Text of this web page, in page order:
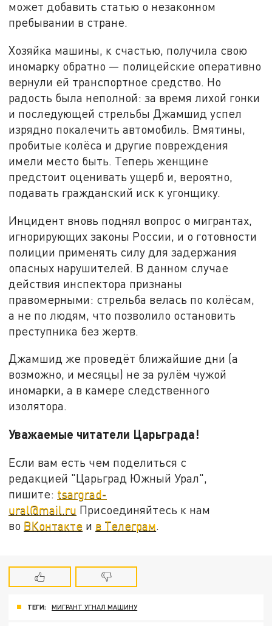
может добавить статью о незаконном
пребывании в стране.
Хозяйка машины, к счастью, получила свою
иномарку обратно — полицейские оперативно
вернули ей транспортное средство. Но
радость была неполной: за время лихой гонки
и последующей стрельбы Джамшид успел
изрядно покалечить автомобиль. Вмятины,
пробитые колёса и другие повреждения
имели место быть. Теперь женщине
предстоит оценивать ущерб и, вероятно,
подавать гражданский иск к угонщику.
Инцидент вновь поднял вопрос о мигрантах,
игнорирующих законы России, и о готовности
полиции применять силу для задержания
опасных нарушителей. В данном случае
действия инспектора признаны
правомерными: стрельба велась по колёсам,
а не по людям, что позволило остановить
преступника без жертв.
Джамшид же проведёт ближайшие дни (а
возможно, и месяцы) не за рулём чужой
иномарки, а в камере следственного
изолятора.
Уважаемые читатели Царьграда!
Если вам есть чем поделиться с
редакцией "Царьград Южный Урал",
пишите: tsargrad-
ural@mail.ru Присоединяйтесь к нам
во ВКонтакте и в Телеграм.
ТЕГИ: МИГРАНТ УГНАЛ МАШИНУ